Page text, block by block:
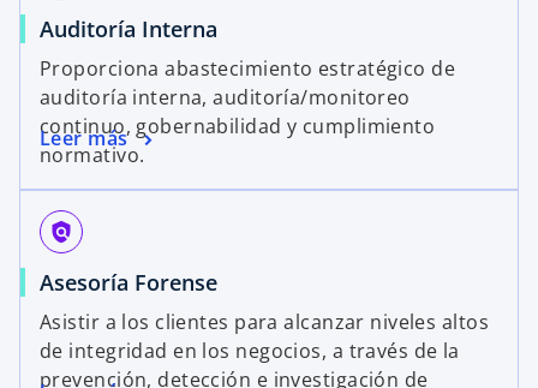
Auditoría Interna
Proporciona abastecimiento estratégico de
auditoría interna, auditoría/monitoreo
continuo, gobernabilidad y cumplimiento
normativo.
Leer más
policy
Asesoría Forense
Asistir a los clientes para alcanzar niveles altos
de integridad en los negocios, a través de la
prevención, detección e investigación de